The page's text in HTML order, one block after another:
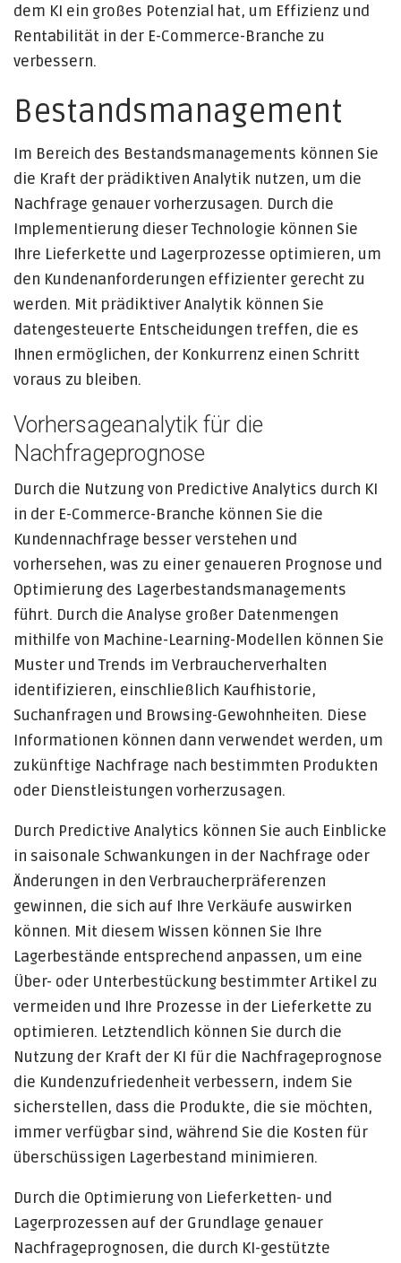
dem KI ein großes Potenzial hat, um Effizienz und
Rentabilität in der E-Commerce-Branche zu
verbessern.
Bestandsmanagement
Im Bereich des Bestandsmanagements können Sie
die Kraft der prädiktiven Analytik nutzen, um die
Nachfrage genauer vorherzusagen. Durch die
Implementierung dieser Technologie können Sie
Ihre Lieferkette und Lagerprozesse optimieren, um
den Kundenanforderungen effizienter gerecht zu
werden. Mit prädiktiver Analytik können Sie
datengesteuerte Entscheidungen treffen, die es
Ihnen ermöglichen, der Konkurrenz einen Schritt
voraus zu bleiben.
Vorhersageanalytik für die
Nachfrageprognose
Durch die Nutzung von Predictive Analytics durch KI
in der E-Commerce-Branche können Sie die
Kundennachfrage besser verstehen und
vorhersehen, was zu einer genaueren Prognose und
Optimierung des Lagerbestandsmanagements
führt. Durch die Analyse großer Datenmengen
mithilfe von Machine-Learning-Modellen können Sie
Muster und Trends im Verbraucherverhalten
identifizieren, einschließlich Kaufhistorie,
Suchanfragen und Browsing-Gewohnheiten. Diese
Informationen können dann verwendet werden, um
zukünftige Nachfrage nach bestimmten Produkten
oder Dienstleistungen vorherzusagen.
Durch Predictive Analytics können Sie auch Einblicke
in saisonale Schwankungen in der Nachfrage oder
Änderungen in den Verbraucherpräferenzen
gewinnen, die sich auf Ihre Verkäufe auswirken
können. Mit diesem Wissen können Sie Ihre
Lagerbestände entsprechend anpassen, um eine
Über- oder Unterbestückung bestimmter Artikel zu
vermeiden und Ihre Prozesse in der Lieferkette zu
optimieren. Letztendlich können Sie durch die
Nutzung der Kraft der KI für die Nachfrageprognose
die Kundenzufriedenheit verbessern, indem Sie
sicherstellen, dass die Produkte, die sie möchten,
immer verfügbar sind, während Sie die Kosten für
überschüssigen Lagerbestand minimieren.
Durch die Optimierung von Lieferketten- und
Lagerprozessen auf der Grundlage genauer
Nachfrageprognosen, die durch KI-gestützte